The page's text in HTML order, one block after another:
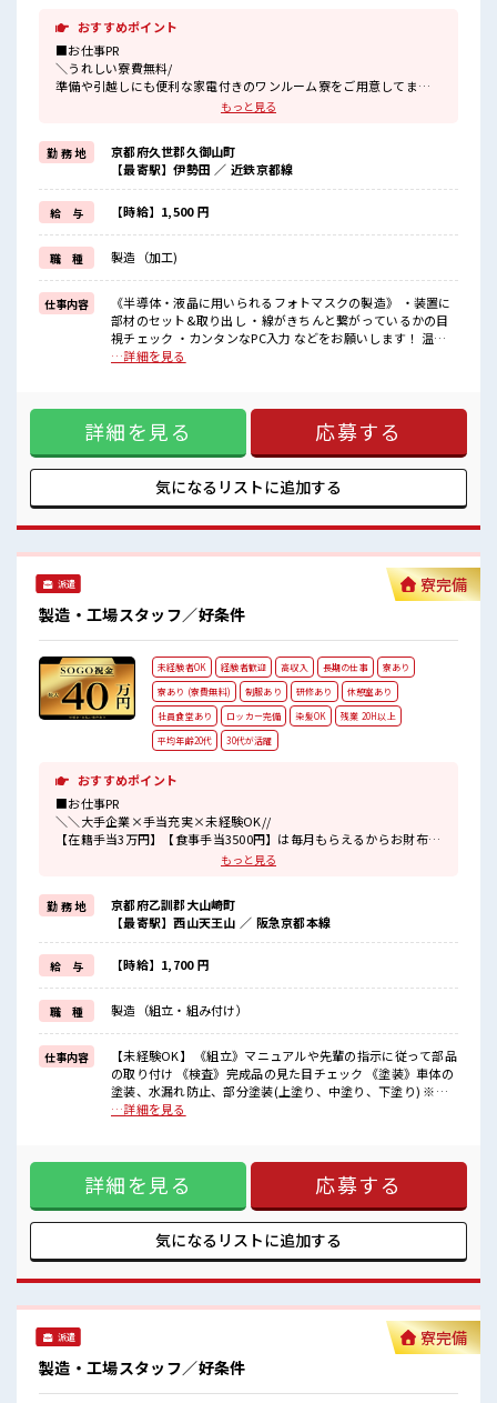
おすすめポイント
■お仕事PR
＼うれしい寮費無料/
準備や引越しにも便利な家電付きのワンルーム寮をご用意してま
現地までの移動交通費も支給！
なので遠方からお越しの方も安心です♪
＼おすすめポイント/
クリーンルーム内で室内の温度・湿度もキチンと管理されており、
季節に関係なく年間通して働きやすい環境です。
クリーンルームでの作業や、
交替勤務の経験がある方もお待ちしております！
丁寧な研修があるので安心してスタートできますよ♪
■職場の雰囲気
《20代～30代の男性スタッフさん多数カツヤク中》
キレイ&空調完備でカイテキな職場環境☆
休憩所/ロッカーあり！
もっと見る
勤 務 地
京都府久世郡久御山町
【最寄駅】伊勢田 ／ 近鉄京都線
給 与 【時給】1,500 円
職 種 製造（加工)
仕事内容
《半導体・液晶に用いられるフォトマスクの製造》 ・装置に
部材のセット&取り出し ・線がきちんと繋がっているかの目
視チェック ・カンタンなPC入力 などをお願いします！ 温度
23℃、湿度40～50%のクリーンルームでの作業！ ※寮アリの
ム寮をご用意してます。 寮には駐車場も完備でマイカー通勤
もOK！ 現地までの移動交通費も支給！ なので遠方からお越
しの方も安心です♪ ＼おすすめポイント/ クリーンルーム内
で室内の温度・湿度もキチンと管理されており、 季節に関係
なく年間通して働きやすい環境です。 クリーンルームでの作
業や、 交替勤務の経験がある方もお待ちしております！ 丁寧
囲気 《20代～30代の男性スタッフさん多数カツヤク中》 キレ
イ&空調完備でカイテキな職場環境☆ 近くにコンビニがある
ので便利♪ 無料駐車場があるのでマイカー通勤OK！ 休憩所/
…詳細を見る
詳細を見る 応募する
気になるリストに追加する
派遣
製造・工場スタッフ／好条件
寮完備
未経験者OK 経験者歓迎 高収入 長期の仕事
寮あり
寮あり (寮費無料)
制服あり 研修あり
休憩室あり
社員食堂あり
ロッカー完備 染髪OK
残業 20H以上
平均年齢20代
30代が活躍
おすすめポイント
■お仕事PR
＼＼大手企業×手当充実×未経験OK//
【在籍手当3万円】【食事手当3500円】は毎月もらえるからお財布が
＼遠方の方も安心◎寮完備/
◎寮費は「タダ」のワンルーム寮
◎家電付き1R寮
◎駐車場完備/マイカー持ち込みOK
ほかにも...
・赴任時は現地までの移動交通費支給
・寮から自転車やバイク通勤OKの寮もあり※空き状況による
・長岡京駅/京阪淀駅/阪急西山天王山駅から無料送迎バスもあり
さらに大阪で「ハリウッド映画の世界」を体験できるテーマパーク
までは電車で1時間30分ほど♪
大型連休があるので休みの日がワクワクする事間違いなし！
■最短即日入社決定！
■最短2営業日で入寮も可！
※規定有
■職場の雰囲気
《20代・30代の男性スタッフさんも活躍中》
職場の人間関係⇒良好♪
未経験でも安心な就業環境！
社内設備もバッチリ★
#ryo
もっと見る
勤 務 地
京都府乙訓郡大山崎町
【最寄駅】西山天王山 ／ 阪急京都本線
給 与 【時給】1,700 円
職 種 製造（組立・組み付け）
仕事内容
【未経験OK】 《組立》マニュアルや先輩の指示に従って部品
の取り付け 《検査》完成品の見た目チェック 《塗装》車体の
塗装、水漏れ防止、部分塗装(上塗り、中塗り、下塗り) ※適
正を見て、配属先が決定します ※寮アリのお仕事！一人暮ら
月もらえるからお財布が潤いまくり！ ＼遠方の方も安心◎寮
完備/ ◎寮費は「タダ」のワンルーム寮 ◎家電付き1R寮 ◎駐
車場完備/マイカー持ち込みOK ほかにも... ・赴任時は現地ま
での移動交通費支給 ・寮から自転車やバイク通勤OKの寮もあ
り※空き状況による ・長岡京駅/京阪淀駅/阪急西山天王山駅
から無料送迎バスもあり さらに大阪で「ハリウッド映画の世
大型連休があるので休みの日がワクワクする事間違いなし！
■最短即日入社決定！ 条件があえば応募のその日に入社決定
囲気 《20代・30代の男性スタッフさんも活躍中》 職場の人間
関係⇒良好♪ 未経験でも安心な就業環境！ 社内設備もバッチ
リ★ 売店・食堂・休憩室・ロッカー・自販機・喫煙所・スポ
ットクーラーあり♪ #ryo
…詳細を見る
詳細を見る 応募する
気になるリストに追加する
派遣
製造・工場スタッフ／好条件
寮完備